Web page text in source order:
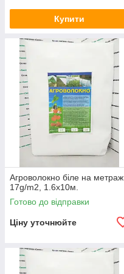
Купити
Агроволокно біле на метраж
17g/m2, 1.6х10м.
Готово до відправки
Ціну уточнюйте